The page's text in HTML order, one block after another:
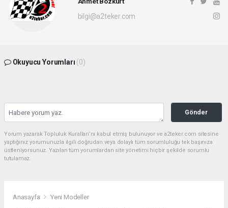
bilgi@a2teker.com
Okuyucu Yorumları (0)
Gönder
Yorum yazarak Topluluk Kuralları’nı kabul etmiş bulunuyor ve a2teker.com sitesine
yaptığınız yorumunuzla ilgili doğrudan veya dolaylı tüm sorumluluğu tek başınıza
üstleniyorsunuz. Yazılan tüm yorumlardan site yönetimi hiçbir şekilde sorumlu
tutulamaz.
Anasayfa Yeni Modeller